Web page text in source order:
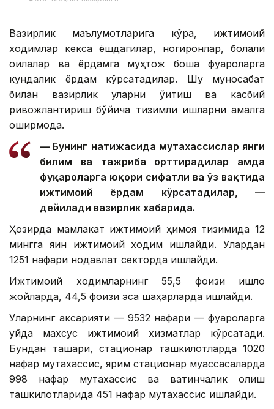
Вазирлик маълумотларига кўра, ижтимоий
ходимлар кекса ёшдагилар, ногиронлар, болали
оилалар ва ёрдамга муҳтож бошқа фуқароларга
кундалик ёрдам кўрсатадилар. Шу муносабат
билан вазирлик уларни ўқитиш ва касбий
ривожлантириш бўйича тизимли ишларни амалга
оширмоқда.
— Бунинг натижасида мутахассислар янги
билим ва тажриба орттирадилар ҳамда
фуқароларга юқори сифатли ва ўз вақтида
ижтимоий ёрдам кўрсатадилар, —
дейилади вазирлик хабарида.
Ҳозирда мамлакат ижтимоий ҳимоя тизимида 12
мингга яқин ижтимоий ходим ишлайди. Улардан
1251 нафари нодавлат секторда ишлайди.
Ижтимоий ходимларнинг 55,5 фоизи қишлоқ
жойларда, 44,5 фоизи эса шаҳарларда ишлайди.
Уларнинг аксарияти — 9532 нафари — фуқароларга
уйда махсус ижтимоий хизматлар кўрсатади.
Бундан ташқари, стационар ташкилотларда 1020
нафар мутахассис, ярим стационар муассасаларда
998 нафар мутахассис ва вақтинчалик қолиш
ташкилотларида 451 нафар мутахассис ишлайди.